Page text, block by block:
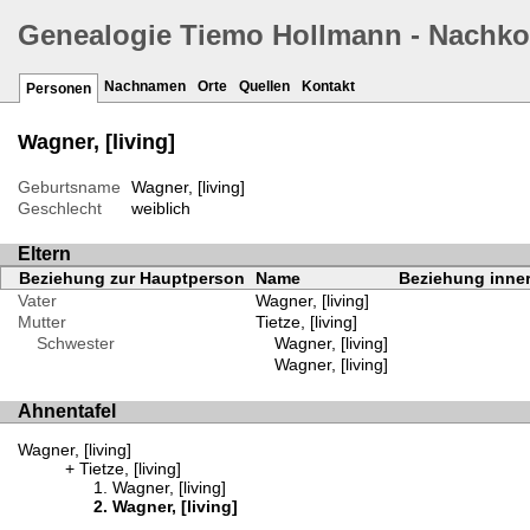
Genealogie Tiemo Hollmann -
Personen Nachnamen Orte Quellen Kontakt
Wagner, [living]
Geburtsname
Wagner, [living]
Geschlecht
weiblich
Eltern
Beziehung zur Hauptperson Name
Beziehung
Vater
Wagner, [living]
Mutter
Tietze, [living]
Schwester
Wagner, [living]
Wagner, [living]
Ahnentafel
Wagner, [living]
Tietze, [living]
Wagner, [living]
Wagner, [living]